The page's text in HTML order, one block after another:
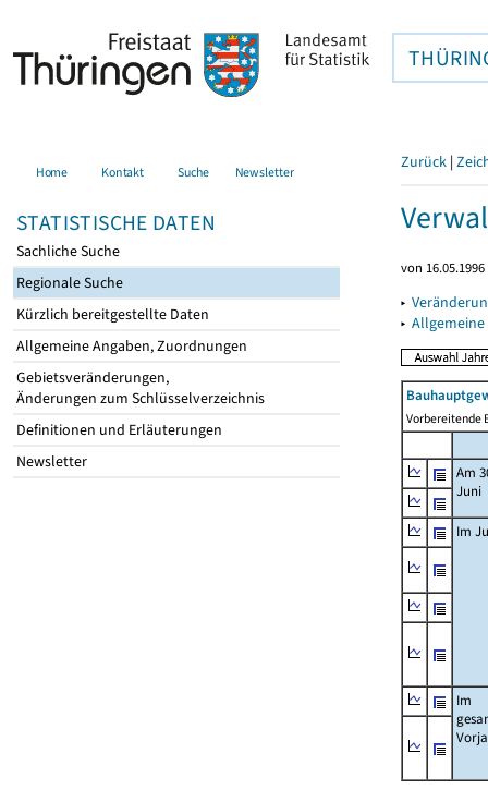
Home Kontakt Suche Newsletter
STATISTISCHE DATEN
Sachliche Suche
Regionale Suche
Kürzlich bereitgestellte Daten
Allgemeine Angaben, Zuordnungen
Gebietsveränderungen,
Änderungen zum Schlüsselverzeichnis
Definitionen und Erläuterungen
Newsletter
Zurück |
von
▸
▸
Vorbereitende
Am
Juni
Im
Im